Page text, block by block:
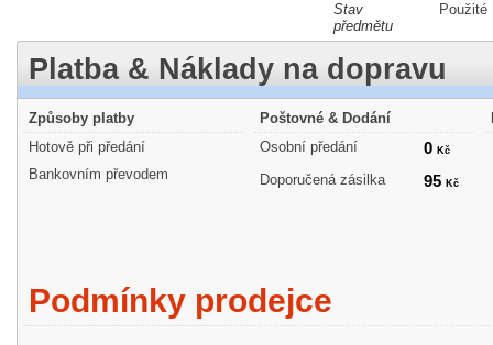
Stav
předmětu
Použité
Platba & Náklady na dopravu
Způsoby platby
Hotově při předání
Bankovním převodem
Poštovné & Dodání
Osobní předání
0 Kč
Doporučená zásilka 95 Kč
Podmínky prodejce